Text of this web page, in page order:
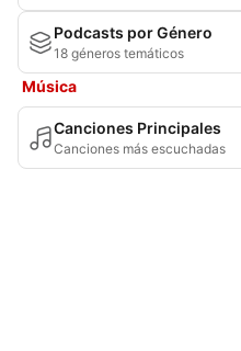
Podcasts por Género
18 géneros temáticos
Música
Canciones Principales
Canciones más escuchadas